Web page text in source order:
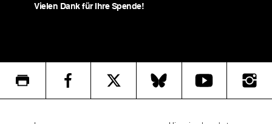
Vielen Dank für Ihre Spende!